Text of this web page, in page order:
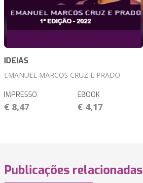
IDEIAS
EMANUEL MARCOS CRUZ E PRADO
IMPRESSO
€ 8,47
EBOOK
€ 4,17
Publicações relacionadas